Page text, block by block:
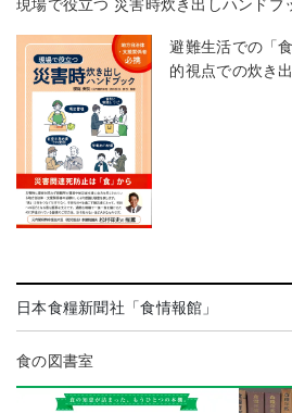
現場で役立つ 災害時炊き出しハンドブ
避難生活での「
的視点での炊き
日本食糧新聞社「食情報館」
食の図書室